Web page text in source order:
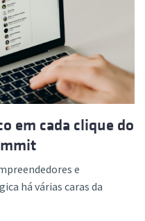
em cada clique do
e
há várias caras da